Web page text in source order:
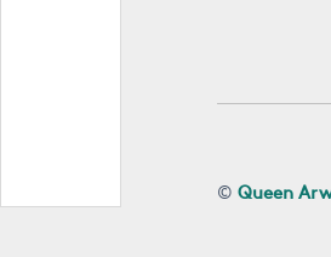
©Queen